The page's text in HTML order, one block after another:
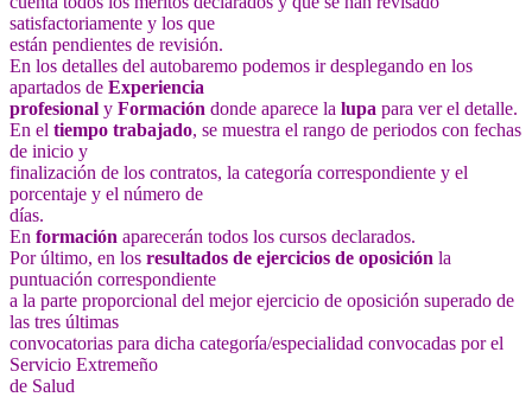
satisfactoriamente y los que
están pendientes de revisión.
En los detalles del autobaremo podemos ir desplegando en los
apartados de Experiencia
profesional y Formación donde aparece la lupa para ver el detalle.
En el tiempo trabajado, se muestra el rango de periodos con fechas
de inicio y
finalización de los contratos, la categoría correspondiente y el
porcentaje y el número de
días.
En formación aparecerán todos los cursos declarados.
Por último, en los resultados de ejercicios de oposición la
puntuación correspondiente
a la parte proporcional del mejor ejercicio de oposición superado de
las tres últimas
convocatorias para dicha categoría/especialidad convocadas por el
Servicio Extremeño
de Salud